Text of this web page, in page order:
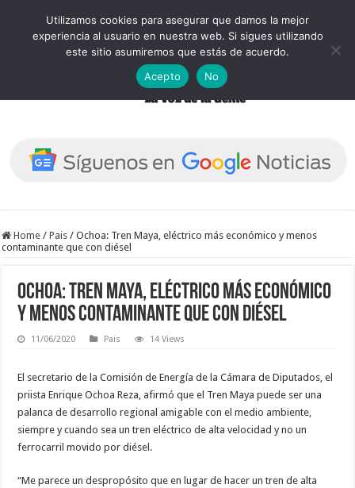
Home / Pais / Ochoa: Tren Maya, eléctrico más económico y menos
contaminante que con diésel
Ochoa: Tren Maya, eléctrico más económico
y menos contaminante que con diésel
11/06/2020 Pais 14 Views
El secretario de la Comisión de Energía de la Cámara de Diputados, el
priista Enrique Ochoa Reza, afirmó que el Tren Maya puede ser una
palanca de desarrollo regional amigable con el medio ambiente,
siempre y cuando sea un tren eléctrico de alta velocidad y no un
ferrocarril movido por diésel.
“Me parece un despropósito que en lugar de hacer un tren de alta
Utilizamos cookies para asegurar que damos la mejor
experiencia al usuario en nuestra web. Si sigues utilizando
este sitio asumiremos que estás de acuerdo.
Acepto
No